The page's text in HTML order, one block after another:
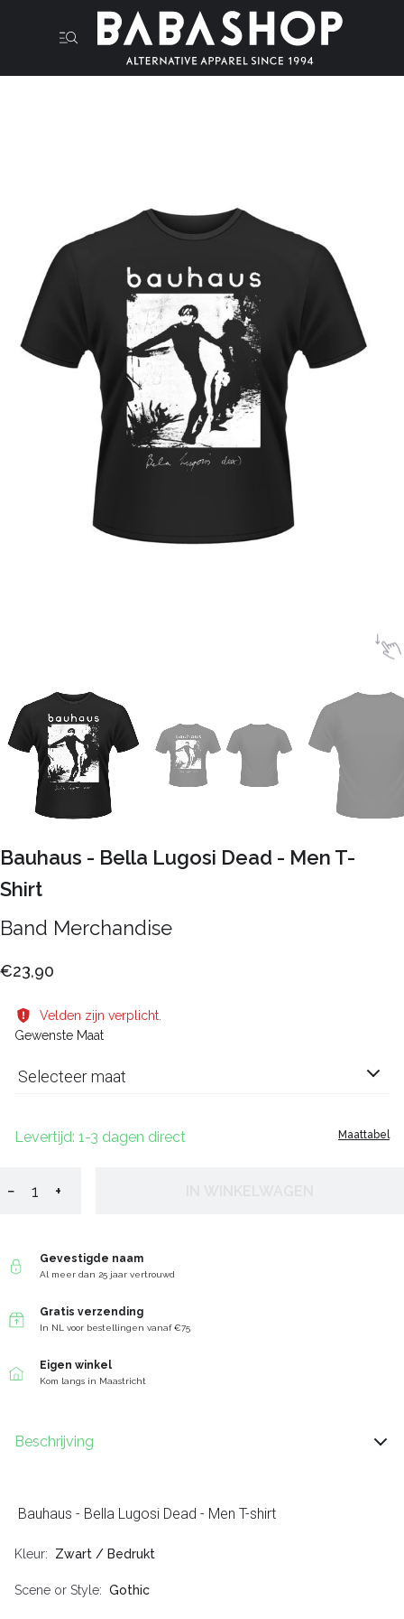
Bauhaus - Bella Lugosi Dead - Men T-
Shirt
Band Merchandise
€23,90
Velden zijn verplicht.
Gewenste Maat
Selecteer maat
Maattabel
Levertijd: 1-3 dagen direct
− +
Gevestigde naam
Al meer dan 25 jaar vertrouwd
Gratis verzending
In NL voor bestellingen vanaf €75
Eigen winkel
Kom langs in Maastricht
Beschrijving
Bauhaus - Bella Lugosi Dead - Men T-shirt
Kleur Zwart / Bedrukt
Scene or Style Gothic